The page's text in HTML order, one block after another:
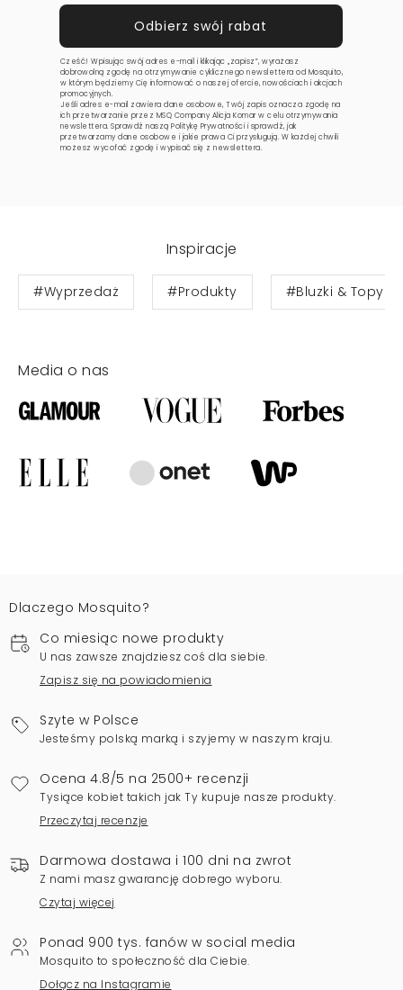
Cześć! Wpisując swój adres e-mail i klikając „zapisz”, wyrażasz
dobrowolną zgodę na otrzymywanie cyklicznego newslettera od Mosquito,
w którym będziemy Cię informować o naszej ofercie, nowościach i akcjach
promocyjnych.
Jeśli adres e-mail zawiera dane osobowe, Twój zapis oznacza zgodę na
ich przetwarzanie przez MSQ Company Alicja Komar w celu otrzymywania
newslettera. Sprawdź naszą Politykę Prywatnościi sprawdź, jak
przetwarzamy dane osobowe i jakie prawa Ci przysługują. W każdej chwili
możesz wycofać zgodę i wypisać się z newslettera.
Inspiracje
#Wyprzedaż #Produkty #Bluzki & Topy
Media o nas
Dlaczego Mosquito?
Co miesiąc nowe produkty
U nas zawsze znajdziesz coś dla siebie.
Zapisz się na powiadomienia
Szyte w Polsce
Jesteśmy polską marką i szyjemy w naszym kraju.
Ocena 4.8/5 na 2500+ recenzji
Tysiące kobiet takich jak Ty kupuje nasze produkty.
Przeczytaj recenzje
Darmowa dostawa i 100 dni na zwrot
Z nami masz gwarancję dobrego wyboru.
Czytaj więcej
Ponad 900 tys. fanów w social media
Mosquito to społeczność dla Ciebie.
Dołącz na Instagramie